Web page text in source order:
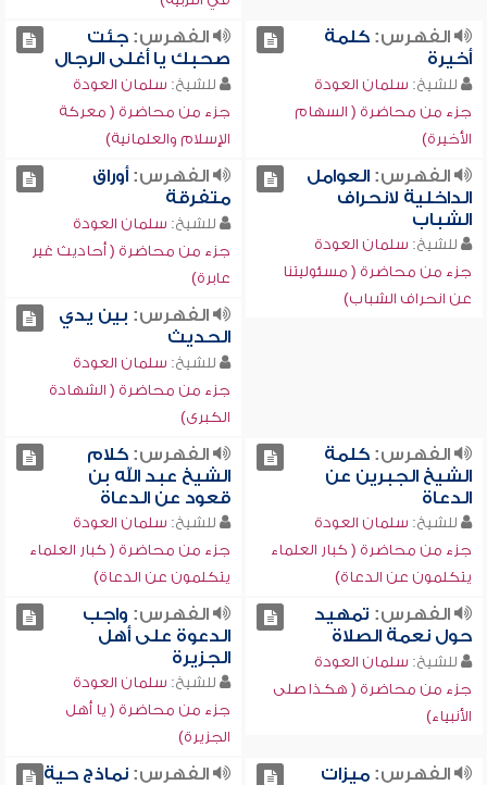
الفهرس:كلمة
أخيرة
للشيخ: سلمان العودة
جزء من محاضرة ( السهام
الأخيرة)
الفهرس:جئت
صحبك يا أغلى الرجال
للشيخ: سلمان العودة
جزء من محاضرة ( معركة
الإسلام والعلمانية)
الفهرس:العوامل
الداخلية لانحراف
الشباب
للشيخ: سلمان العودة
جزء من محاضرة ( مسئوليتنا
عن انحراف الشباب)
الفهرس:أوراق
متفرقة
للشيخ: سلمان العودة
جزء من محاضرة ( أحاديث غير
عابرة)
الفهرس: بين يدي
الحديث
للشيخ: سلمان العودة
جزء من محاضرة ( الشهادة
الكبرى)
الفهرس:كلمة
الشيخ الجبرين عن
الدعاة
للشيخ: سلمان العودة
جزء من محاضرة ( كبار العلماء
يتكلمون عن الدعاة)
الفهرس:كلام
الشيخ عبد الله بن
قعود عن الدعاة
للشيخ: سلمان العودة
جزء من محاضرة ( كبار العلماء
يتكلمون عن الدعاة)
الفهرس: تمهيد
حول نعمة الصلاة
للشيخ: سلمان العودة
جزء من محاضرة ( هكذا صلى
الأنبياء)
الفهرس: واجب
الدعوة على أهل
الجزيرة
للشيخ: سلمان العودة
جزء من محاضرة ( يا أهل
الجزيرة)
الفهرس:ميزات
الفهرس:نماذج حية